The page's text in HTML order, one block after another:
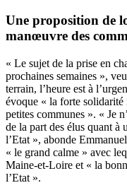
Une proposition de
manœuvre des
« Le sujet de la prise en
prochaines semaines »,
terrain, l’heure est à
évoque « la forte
petites communes ». « Je
de la part des élus quant à
l’Etat », abonde
« le grand calme » avec
Maine-et-Loire et « la
l’Etat ».